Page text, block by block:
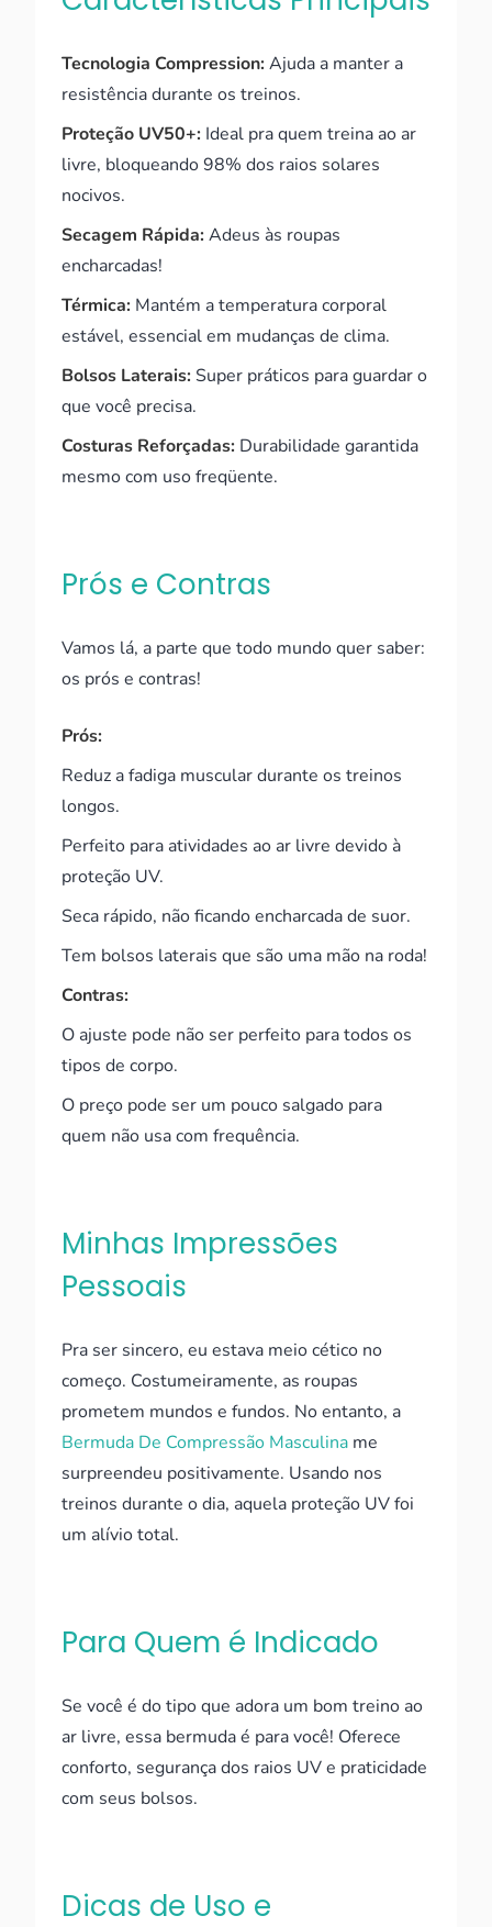
Tecnologia Compression:Ajuda a manter a
resistência durante os treinos.
Proteção UV50+: Ideal pra quem treina ao ar
livre, bloqueando 98% dos raios solares
nocivos.
Secagem Rápida:Adeus às roupas
encharcadas!
Térmica: Mantém a temperatura corporal
estável, essencial em mudanças de clima.
Bolsos Laterais:Super práticos para guardar o
que você precisa.
Costuras Reforçadas: Durabilidade garantida
mesmo com uso freqüente.
Prós e Contras
Vamos lá, a parte que todo mundo quer saber:
os prós e contras!
Prós:
Reduz a fadiga muscular durante os treinos
longos.
Perfeito para atividades ao ar livre devido à
proteção UV.
Seca rápido, não ficando encharcada de suor.
Tem bolsos laterais que são uma mão na roda!
Contras:
O ajuste pode não ser perfeito para todos os
tipos de corpo.
O preço pode ser um pouco salgado para
quem não usa com frequência.
Minhas Impressões
Pessoais
Pra ser sincero, eu estava meio cético no
começo. Costumeiramente, as roupas
prometem mundos e fundos. No entanto, a
Bermuda De Compressão Masculina me
surpreendeu positivamente. Usando nos
treinos durante o dia, aquela proteção UV foi
um alívio total.
Para Quem é Indicado
Se você é do tipo que adora um bom treino ao
ar livre, essa bermuda é para você! Oferece
conforto, segurança dos raios UV e praticidade
com seus bolsos.
Dicas de Uso e